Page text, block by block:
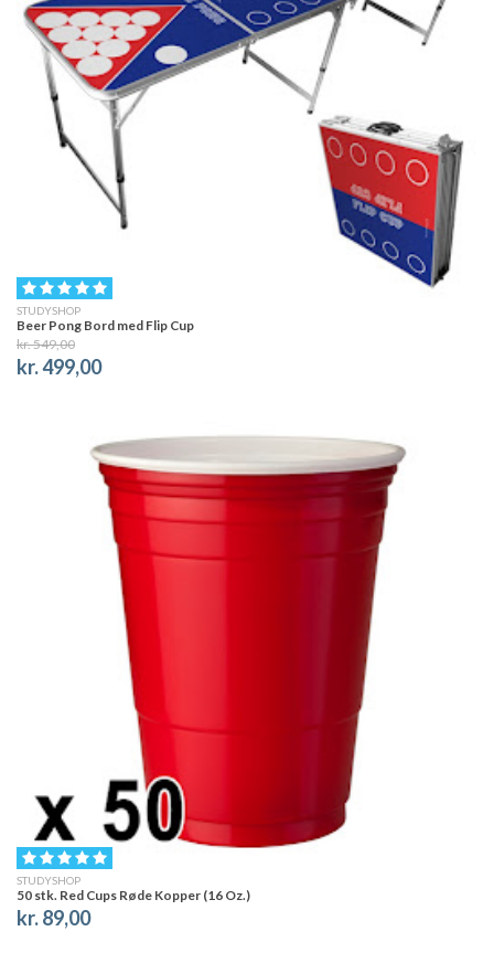
STUDYSHOP
Beer Pong Bord med Flip Cup
kr. 549,00
kr. 499,00
STUDYSHOP
50 stk. Red Cups Røde Kopper (16 Oz.)
kr. 89,00